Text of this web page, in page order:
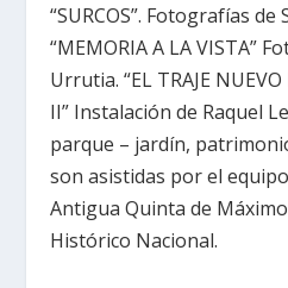
“SURCOS”. Fotografías
“MEMORIA A LA VISTA”
Urrutia. “EL TRAJE
II” Instalación de Raquel
parque – jardín,
son asistidas por el
Antigua Quinta de
Histórico Nacional.